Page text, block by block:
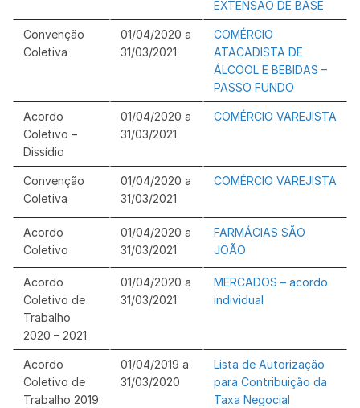
EXTENSÃO DE BASE
Convenção
Coletiva
01/04/2020 a
31/03/2021
COMÉRCIO
ATACADISTA DE
ÁLCOOL E BEBIDAS –
PASSO FUNDO
Acordo
Coletivo –
Dissídio
01/04/2020 a
31/03/2021
COMÉRCIO VAREJISTA
Convenção
Coletiva
01/04/2020 a
31/03/2021
COMÉRCIO VAREJISTA
Acordo
Coletivo
01/04/2020 a
31/03/2021
FARMÁCIAS SÃO
JOÃO
Acordo
Coletivo de
Trabalho
2020 – 2021
01/04/2020 a
31/03/2021
MERCADOS – acordo
individual
Acordo
Coletivo de
Trabalho 2019
01/04/2019 a
31/03/2020
Lista de Autorização
para Contribuição da
Taxa Negocial